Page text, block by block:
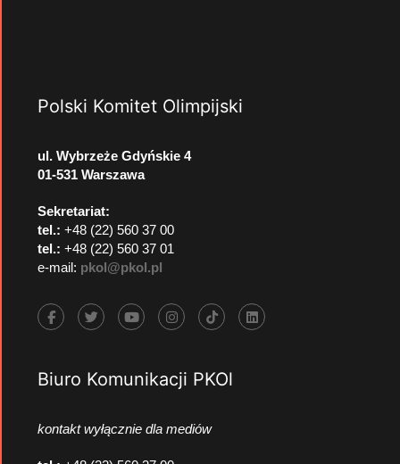
Polski Komitet Olimpijski
ul. Wybrzeże Gdyńskie 4
01-531 Warszawa
Sekretariat:
tel.: +48 (22) 560 37 00
tel.: +48 (22) 560 37 01
e-mail: pkol@pkol.pl
Biuro Komunikacji PKOl
kontakt wyłącznie dla mediów